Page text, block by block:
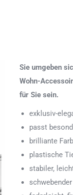
Sie umgeben
Wohn-
für Sie sein.
exklusiv-
passt
brilliante
plastische
stabiler,